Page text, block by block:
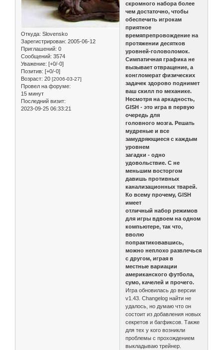
Откуда: Slovensko
Зарегистрирован: 2005-06-12
Приглашений: 0
Сообщений: 3574
Уважение: [+0/-0]
Позитив: [+0/-0]
Возраст: 20 [2006-03-27]
Провел на форуме:
15 минут
Последний визит:
2023-09-25 06:33:21
скромного набора более
чем достаточно, чтобы
обеспечить игрокам
приятное
времяпрепровождение на
протяжении десятков
уровней-головоломок.
Симпатичная графика не
вызывает отвращение, а
конгломерат физических
задачек здорово поднимет
ваш скилл по механике.
Несмотря на аркадность,
GISH - это игра в первую
очередь для
головного мозга. Решать
мудреные и все
замудряющиеся с каждым
уровнем
загадки - одно
удовольствие. С не
меньшим восторгом
давишь противных
канализационных тварей.
Ко всему прочему, GISH
имеет
отличный набор режимов
для игры вдвоем на одном
компьютере, так что,
вволю
попрактиковавшись,
можно неплохо развлечься
с другом, играя в
местные вариации
американского футбола,
сумо, качелей и прочего.
Игра обновилась до версии
v1.43. Changelog найти не
удалось, но думаю что он
состоит из добавления новых
секретов и багфиксов. Также
для тех у кого возникли
проблемы с прохождением
выкладываю трейнер.